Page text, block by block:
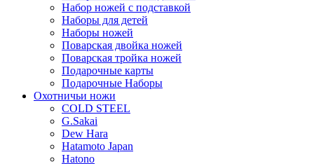
Набор ножей с подставкой
Наборы для детей
Наборы ножей
Поварская двойка ножей
Поварская тройка ножей
Подарочные карты
Подарочные Наборы
Охотничьи ножи
COLD STEEL
G.Sakai
Dew Hara
Hatamoto Japan
Hatono